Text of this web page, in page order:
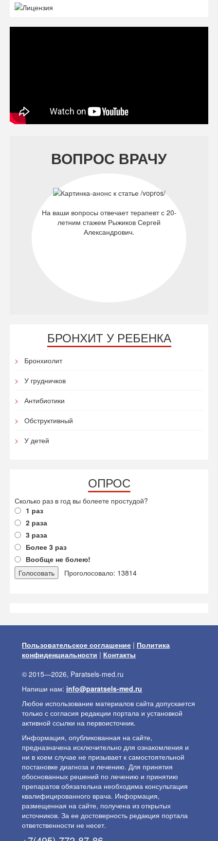
ВОПРОС ВРАЧУ
На ваши вопросы отвечает терапевт с 20-
летним стажем Рыжиков Сергей
Александрович.
БРОНХИТ У РЕБЕНКА
Бронхиолит
У грудничков
Антибиотики
Обструктивный
У детей
ОПРОС
Сколько раз в год вы болеете простудой?
1 раз
2 раза
3 раза
Более 3 раз
Вообще не болею!
Проголосовало: 13814
Пользовательское соглашение | Политика
конфиденциальности | Контакты
© 2015—2026, Paratsels-med.ru
Напиши нам: info@paratsels-med.ru
Любое использование материалов сайта допускается
только с согласия редакции портала и установкой
активной ссылки на первоисточник.
Информация, опубликованная на сайте,
предназначена исключительно для ознакомления и
ни в коем случае не призывает к самостоятельной
постановке диагноза и лечению. Для принятия
обоснованных решений по лечению и принятию
препаратов обязательна необходима консультация
квалифицированного врача. Информация,
размещенная на сайте, получена из открытых
источников. За ее достоверность редакция портала
ответственности не несет.